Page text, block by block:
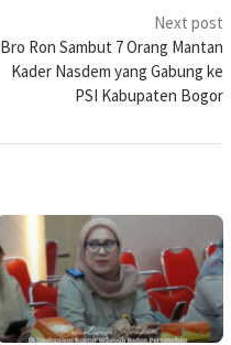
Next post
Bro Ron Sambut 7 Orang Mantan
Kader Nasdem yang Gabung ke
PSI Kabupaten Bogor